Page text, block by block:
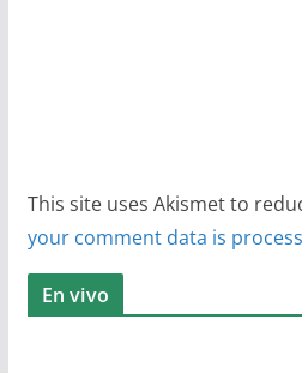
This site uses Akismet to
your comment data is
En vivo